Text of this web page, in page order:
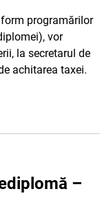
programărilor
vor
la secretarul de
achitarea taxei.
–